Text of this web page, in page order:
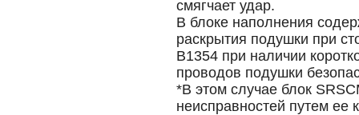
смягчает удар.
В блоке наполнения
раскрытия подушки при
B1354 при наличии
проводов подушки
*В этом случае блок
неисправностей путем ее